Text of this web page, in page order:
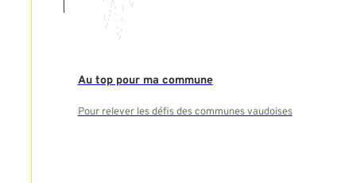
Au top pour ma commune
Pour relever les défis des communes vaudoises